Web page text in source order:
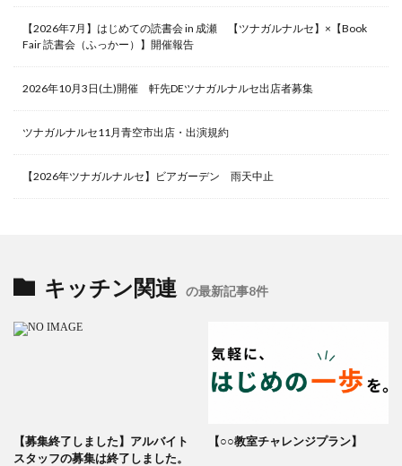
【2026年7月】はじめての読書会 in 成瀬 【ツナガルナルセ】×【Book
Fair 読書会（ふっかー）】開催報告
2026年10月3日(土)開催 軒先DEツナガルナルセ出店者募集
ツナガルナルセ11月青空市出店・出演規約
【2026年ツナガルナルセ】ビアガーデン 雨天中止
キッチン関連 の最新記事8件
【募集終了しました】アルバイト
スタッフの募集は終了しました。
【○○教室チャレンジプラン】